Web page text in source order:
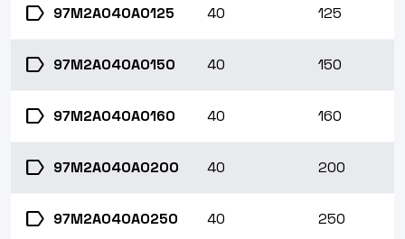
label 97M2A040A0125 40 125
label 97M2A040A0150 40 150
label 97M2A040A0160 40 160
label 97M2A040A0200 40 200
label 97M2A040A0250 40 250